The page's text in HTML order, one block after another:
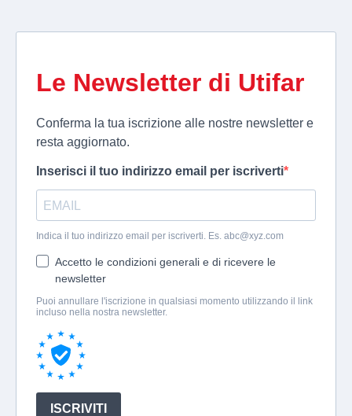
Le Newsletter di Utifar
Conferma la tua iscrizione alle nostre newsletter e
resta aggiornato.
Inserisci il tuo indirizzo email per iscriverti
Indica il tuo indirizzo email per iscriverti. Es. abc@xyz.com
Accetto le condizioni generali e di ricevere le
newsletter
Puoi annullare l'iscrizione in qualsiasi momento utilizzando il link
incluso nella nostra newsletter.
ISCRIVITI